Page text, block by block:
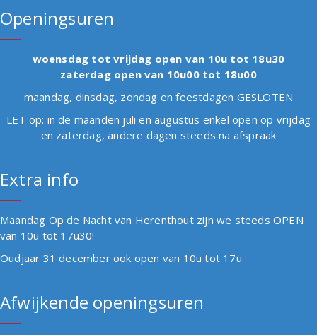
Openingsuren
woensdag tot vrijdag open van 10u tot 18u30
zaterdag open van 10u00 tot 18u00
maandag, dinsdag, zondag en feestdagen GESLOTEN
LET op: in de maanden juli en augustus enkel open op vrijdag
en zaterdag, andere dagen steeds na afspraak
Extra info
Maandag Op de Nacht van Herenthout zijn we steeds OPEN
van 10u tot 17u30!
Oudjaar 31 december ook open van 10u tot 17u
Afwijkende openingsuren